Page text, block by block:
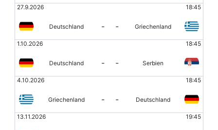
27.9.2026 18:45
Deutschland - - Griechenland
1.10.2026 18:45
Deutschland - - Serbien
4.10.2026 18:45
Griechenland - - Deutschland
13.11.2026 19:45